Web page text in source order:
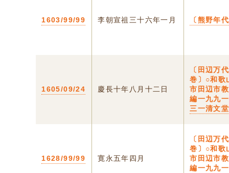
1603/99/99 李朝宣祖三十六年一月 〔熊野年
1605/09/24 慶長十年八月十二日
〔田辺万
巻〕○和歌
市田辺市
編一九九
三一清文
1628/99/99 寛永五年四月
〔田辺万
巻〕○和歌
市田辺市
編一九九